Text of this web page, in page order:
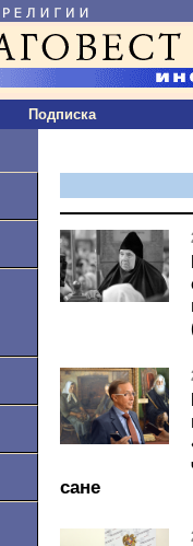
Подписка
сане